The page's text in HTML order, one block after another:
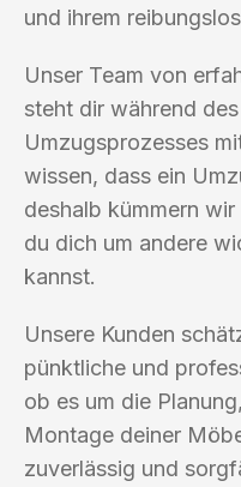
und ihrem
Unser Team von
steht dir während
Umzugsprozesses
wissen, dass ein
deshalb kümmern
du dich um andere
kannst.
Unsere Kunden
pünktliche und
ob es um die
Montage deiner
zuverlässig und